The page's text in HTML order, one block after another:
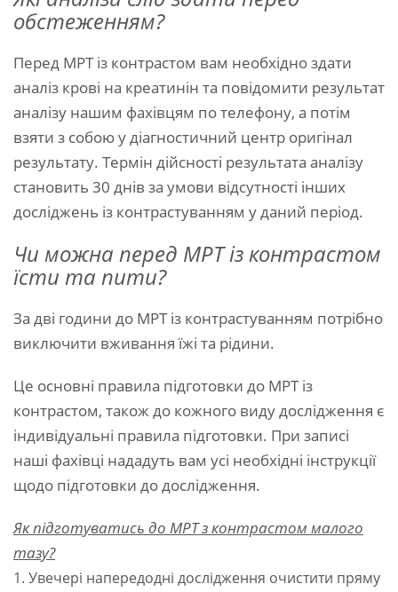
обстеженням?
Перед МРТ із контрастом вам необхідно здати
аналіз крові на креатинін та повідомити результат
аналізу нашим фахівцям по телефону, а потім
взяти з собою у діагностичний центр оригінал
результату. Термін дійсності результата аналізу
становить 30 днів за умови відсутності інших
досліджень із контрастуванням у даний період.
Чи можна перед МРТ із контрастом
їсти та пити?
За дві години до МРТ із контрастуванням потрібно
виключити вживання їжі та рідини.
Це основні правила підготовки до МРТ із
контрастом, також до кожного виду дослідження є
індивідуальні правила підготовки. При записі
наші фахівці нададуть вам усі необхідні інструкції
щодо підготовки до дослідження.
Як підготуватись до МРТ з контрастом малого
тазу?
1. Увечері напередодні дослідження очистити пряму